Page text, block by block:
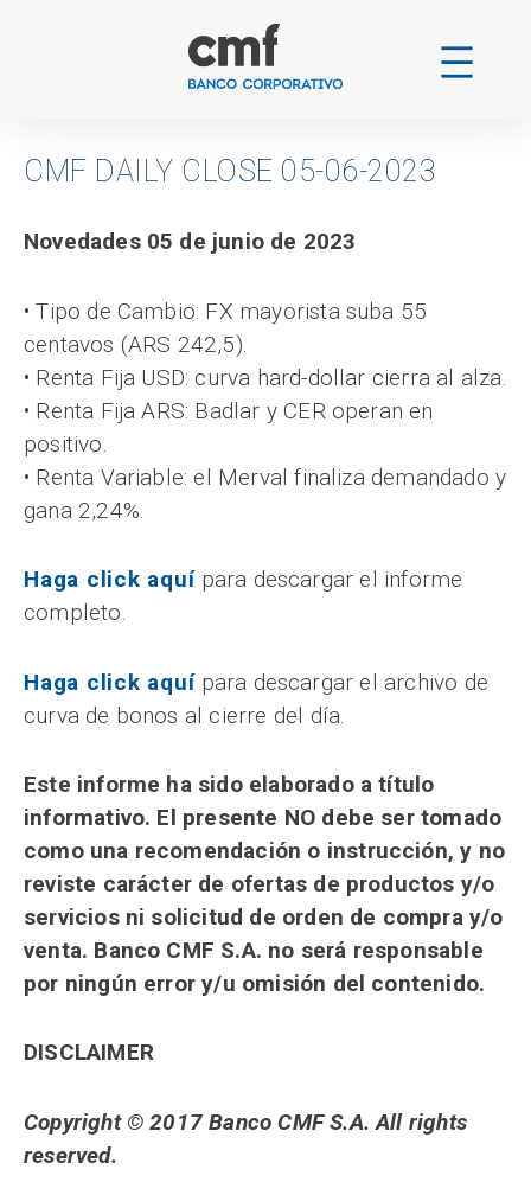
CMF DAILY CLOSE 05-06-2023
Novedades 05 de junio de 2023
• Tipo de Cambio: FX mayorista suba 55
centavos (ARS 242,5).
• Renta Fija USD: curva hard-dollar cierra al alza.
• Renta Fija ARS: Badlar y CER operan en
positivo.
• Renta Variable: el Merval finaliza demandado y
gana 2,24%.
Haga click aquípara descargar el informe
completo.
Haga click aquípara descargar el archivo de
curva de bonos al cierre del día.
Este informe ha sido elaborado a título
informativo. El presente NO debe ser tomado
como una recomendación o instrucción, y no
reviste carácter de ofertas de productos y/o
servicios ni solicitud de orden de compra y/o
venta. Banco CMF S.A. no será responsable
por ningún error y/u omisión del contenido.
DISCLAIMER
Copyright © 2017 Banco CMF S.A. All rights
reserved.